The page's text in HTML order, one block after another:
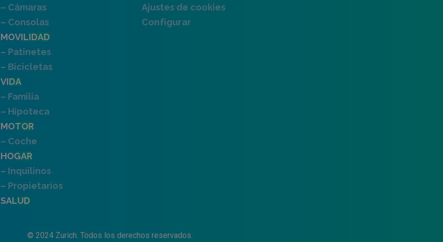
– Cámaras
– Consolas
MOVILIDAD
– Patinetes
– Bicicletas
VIDA
– Familia
– Hipoteca
MOTOR
– Coche
HOGAR
– Inquilinos
– Propietarios
SALUD
Ajustes de cookies
Configurar
© 2024 Zurich. Todos los derechos reservados.